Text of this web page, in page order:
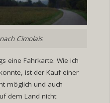
Cimolais
eine Fahrkarte. Wie ich
ist der Kauf einer
möglich und auch
dem Land nicht